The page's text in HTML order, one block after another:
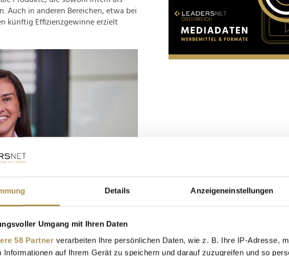
Details Anzeigeneinstellungen
Umgang mit Ihren Daten
58 Partner verarbeiten Ihre persönlichen Daten, wie z. B. Ihre IP-Adresse,
Informationen auf Ihrem Gerät zu speichern und darauf zuzugreifen und so
Auch in anderen Bereichen, etwa bei
künftig Effizienzgewinne erzielt
Standards innerhalb der